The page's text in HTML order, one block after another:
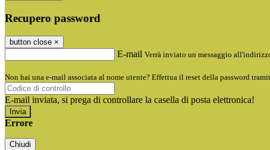
Recupero password
button close ×
E-mail Verrà inviato un messaggio
Non hai una e-mail associata al nome utente? Effettua il reset della password
E-mail inviata, si prega di controllare la casella di posta elettronica!
Errore
Chiudi